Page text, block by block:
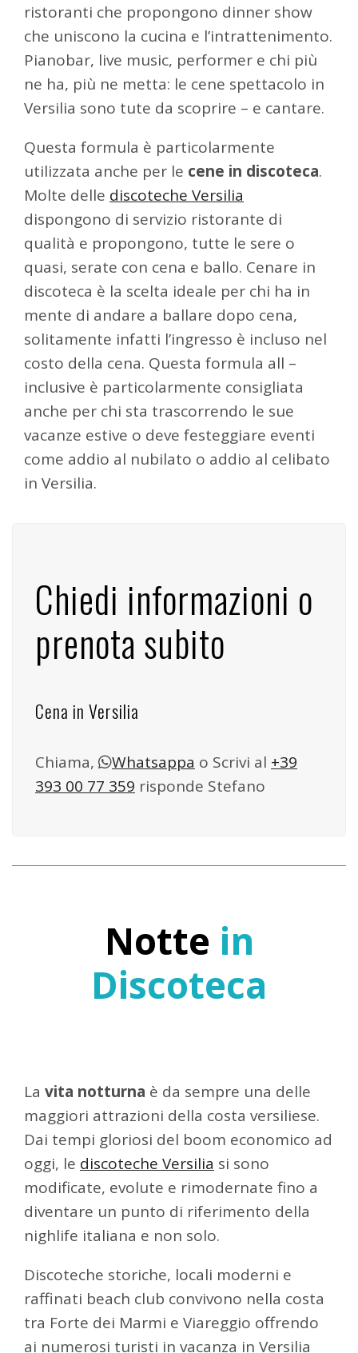
ristoranti che propongono dinner show
che uniscono la cucina e l’intrattenimento.
Pianobar, live music, performer e chi più
ne ha, più ne metta: le cene spettacolo in
Versilia sono tute da scoprire – e cantare.
Questa formula è particolarmente
utilizzata anche per le cene in discoteca.
Molte delle discoteche Versilia
dispongono di servizio ristorante di
qualità e propongono, tutte le sere o
quasi, serate con cena e ballo. Cenare in
discoteca è la scelta ideale per chi ha in
mente di andare a ballare dopo cena,
solitamente infatti l’ingresso è incluso nel
costo della cena. Questa formula all –
inclusive è particolarmente consigliata
anche per chi sta trascorrendo le sue
vacanze estive o deve festeggiare eventi
come addio al nubilato o addio al celibato
in Versilia.
Chiedi informazioni o
prenota subito
Cena in Versilia
Chiama, Whatsappa o Scrivi al +39
393 00 77 359 risponde Stefano
Notte in
Discoteca
La vita notturna è da sempre una delle
maggiori attrazioni della costa versiliese.
Dai tempi gloriosi del boom economico ad
oggi, le discoteche Versilia si sono
modificate, evolute e rimodernate fino a
diventare un punto di riferimento della
nighlife italiana e non solo.
Discoteche storiche, locali moderni e
raffinati beach club convivono nella costa
tra Forte dei Marmi e Viareggio offrendo
ai numerosi turisti in vacanza in Versilia